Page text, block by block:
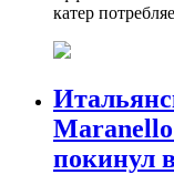
катер
покинул